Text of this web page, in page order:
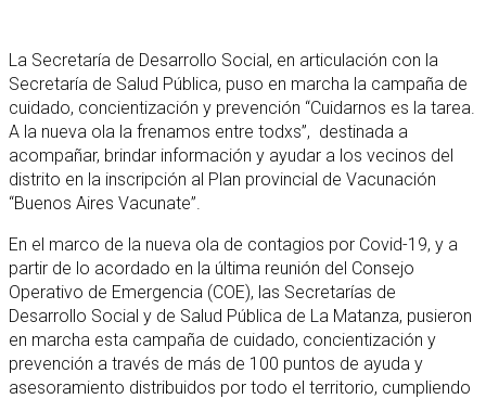
La Secretaría de Desarrollo Social, en articulación con la
Secretaría de Salud Pública, puso en marcha la campaña de
cuidado, concientización y prevención “Cuidarnos es la tarea.
A la nueva ola la frenamos entre todxs”, destinada a
acompañar, brindar información y ayudar a los vecinos del
distrito en la inscripción al Plan provincial de Vacunación
“Buenos Aires Vacunate”.
En el marco de la nueva ola de contagios por Covid-19, y a
partir de lo acordado en la última reunión del Consejo
Operativo de Emergencia (COE), las Secretarías de
Desarrollo Social y de Salud Pública de La Matanza, pusieron
en marcha esta campaña de cuidado, concientización y
prevención a través de más de 100 puntos de ayuda y
asesoramiento distribuidos por todo el territorio, cumpliendo